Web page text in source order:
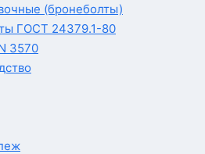
(бронеболты)
ГОСТ 24379.1-80
3570